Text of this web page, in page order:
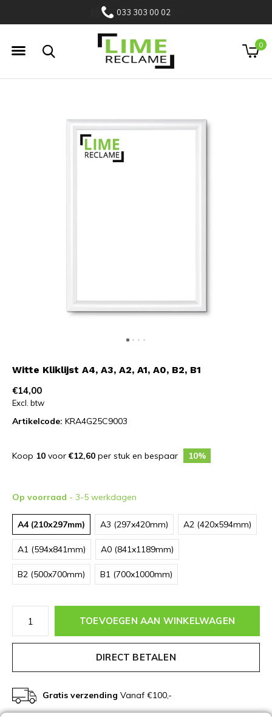
033 303 00 02
0
Witte Kliklijst A4, A3, A2, A1, A0, B2, B1
€14,00
Excl. btw
Artikelcode: KRA4G25C9003
Koop 10 voor€12,60 per stuk en bespaar 10%
Op voorraad - 3-5 werkdagen
A4 (210x297mm) A3 (297x420mm) A2 (420x594mm)
A1 (594x841mm) A0 (841x1189mm)
B2 (500x700mm) B1 (700x1000mm)
TOEVOEGEN AAN WINKELWAGEN
DIRECT BETALEN
Gratis verzending Vanaf €100,-